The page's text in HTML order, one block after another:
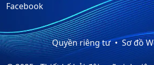
Facebook
Quyền riêng tư Sơ đồ